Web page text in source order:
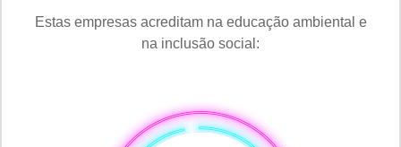
Estas empresas acreditam na educação ambiental e
na inclusão social: